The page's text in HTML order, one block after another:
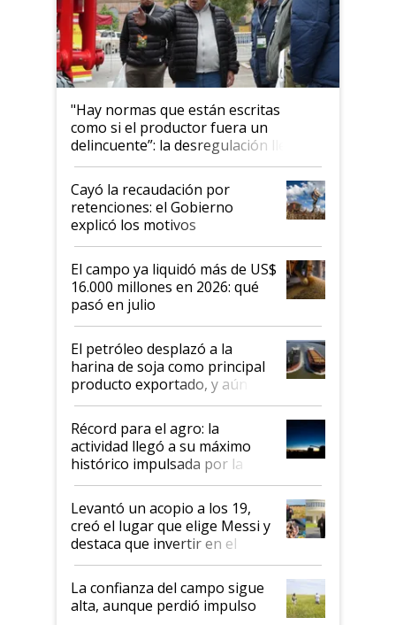
"Hay normas que están escritas
como si el productor fuera un
delincuente”: la desregulación llegó
al Congreso Aapresid y hasta se
habló del financiamiento al IPCVA
Cayó la recaudación por
retenciones: el Gobierno
explicó los motivos
El campo ya liquidó más de US$
16.000 millones en 2026: qué
pasó en julio
El petróleo desplazó a la
harina de soja como principal
producto exportado, y aún así
el agro aportó casi seis de cada
diez dólares y sostuvo el
liderazgo en un semestre
récord
Récord para el agro: la
actividad llegó a su máximo
histórico impulsada por la
cosecha y las exportaciones
Levantó un acopio a los 19,
creó el lugar que elige Messi y
destaca que invertir en el
kirchnerismo era como "darle
plata a un hijo para droga":
Juan Félix Rossetti, el libertario
que de una dura crisis salió
La confianza del campo sigue
alta, aunque perdió impulso